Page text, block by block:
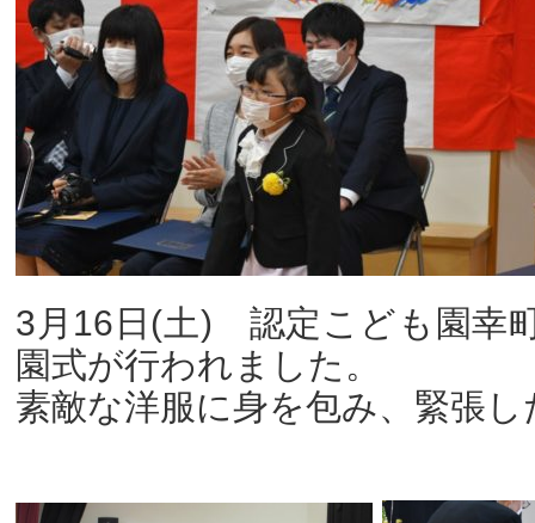
3月16日(土) 認定こども園幸
園式が行われました。
素敵な洋服に身を包み、緊張